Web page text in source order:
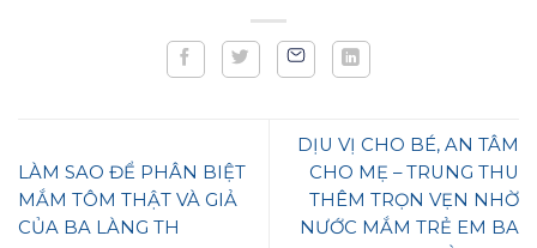
LÀM SAO ĐỂ PHÂN BIỆT
MẮM TÔM THẬT VÀ GIẢ
CỦA BA LÀNG TH
DỊU VỊ CHO BÉ, AN TÂM
CHO MẸ – TRUNG THU
THÊM TRỌN VẸN NHỜ
NƯỚC MẮM TRẺ EM BA